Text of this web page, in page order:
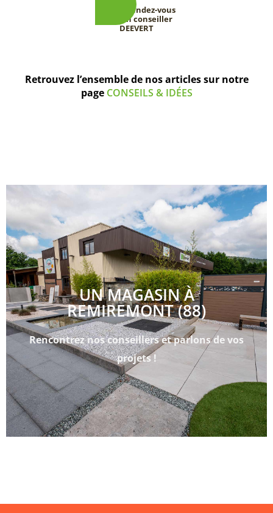
Prenez rendez-vous
avec un conseiller
DEEVERT
Retrouvez l’ensemble de nos articles sur notre
page CONSEILS & IDÉES
UN MAGASIN À
REMIREMONT (88)
Rencontrez nos conseillers et parlons de vos
projets !